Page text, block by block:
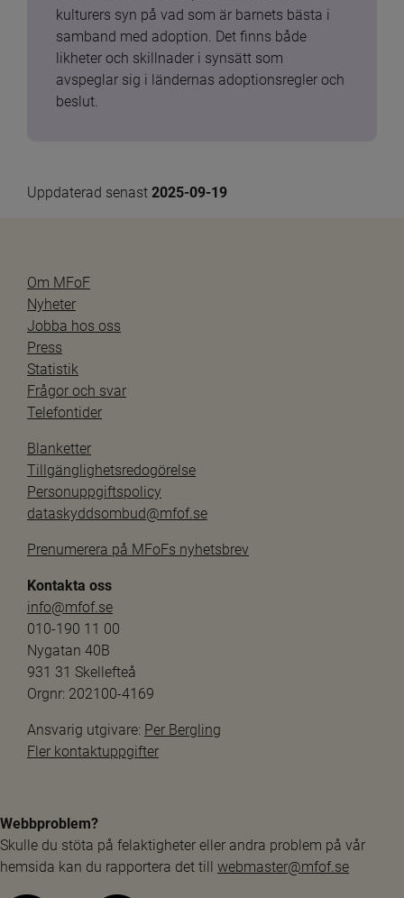
kulturers syn på vad som är barnets bästa i
samband med adoption. Det finns både
likheter och skillnader i synsätt som
avspeglar sig i ländernas adoptionsregler och
beslut.
Uppdaterad senast 2025-09-19
Om MFoF
Nyheter
Jobba hos oss
Press
Statistik
Frågor och svar
Telefontider
Blanketter
Tillgänglighetsredogörelse
Personuppgiftspolicy
dataskyddsombud@mfof.se
Prenumerera på MFoFs nyhetsbrev
Kontakta oss
info@mfof.se
010-190 11 00
Nygatan 40B
931 31 Skellefteå
Orgnr: 202100-4169
Ansvarig utgivare: Per Bergling
Fler kontaktuppgifter
Webbproblem?
Skulle du stöta på felaktigheter eller andra problem på vår
hemsida kan du rapportera det till webmaster@mfof.se